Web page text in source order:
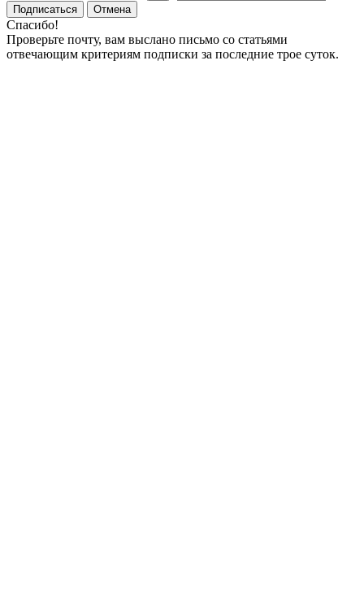
Подписаться
Отмена
Спасибо!
Проверьте почту, вам выслано письмо со статьями
отвечающим критериям подписки за последние трое суток.